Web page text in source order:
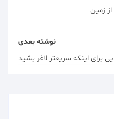
زمین
نوشته بعدی
برای اینکه سریعتر لاغر بشید